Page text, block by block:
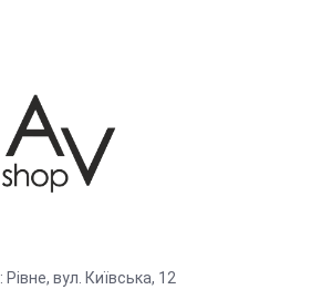
: Рівне, вул. Київська, 12